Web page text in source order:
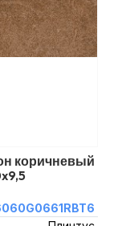
коричневый